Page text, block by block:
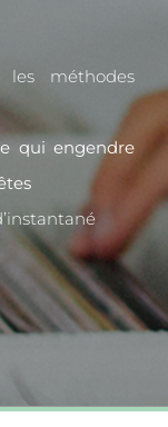
les méthodes
qui engendre